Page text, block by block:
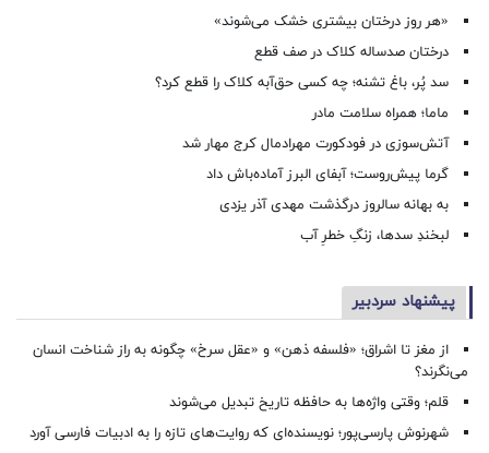
«هر روز درختان بیشتری خشک می‌شوند»
درختان صدساله کلاک در صف قطع
سد پُر، باغ تشنه؛ چه کسی حق‌آبه کلاک را قطع کرد؟
ماما؛ همراه سلامت مادر
آتش‌سوزی در فودکورت مهرادمال کرج مهار شد
گرما پیش‌روست؛ آبفای البرز آماده‌باش داد
به بهانه سالروز درگذشت مهدی آذر یزدی
لبخندِ سدها، زنگِ خطرِ آب
پیشنهاد سردبیر
از مغز تا اشراق؛ «فلسفه ذهن» و «عقل سرخ» چگونه به راز شناخت انسان
می‌نگرند؟
قلم؛ وقتی واژه‌ها به حافظه تاریخ تبدیل می‌شوند
شهرنوش پارسی‌پور؛ نویسنده‌ای که روایت‌های تازه را به ادبیات فارسی آورد